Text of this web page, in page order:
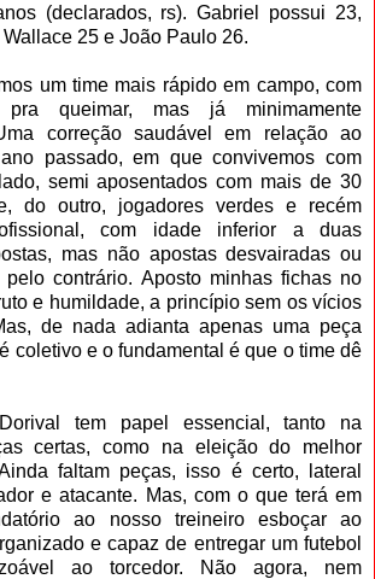
(declarados, rs). Gabriel possui 23,
25 e João Paulo 26.
um time mais rápido em campo, com
pra queimar, mas já minimamente
correção saudável em relação ao
passado, em que convivemos com
semi aposentados com mais de 30
do outro, jogadores verdes e recém
com idade inferior a duas
mas não apostas desvairadas ou
pelo contrário. Aposto minhas fichas no
e humildade, a princípio sem os vícios
de nada adianta apenas uma peça
coletivo e o fundamental é que o time dê
tem papel essencial, tanto na
certas, como na eleição do melhor
faltam peças, isso é certo, lateral
e atacante. Mas, com o que terá em
ao nosso treineiro esboçar ao
e capaz de entregar um futebol
ao torcedor. Não agora, nem